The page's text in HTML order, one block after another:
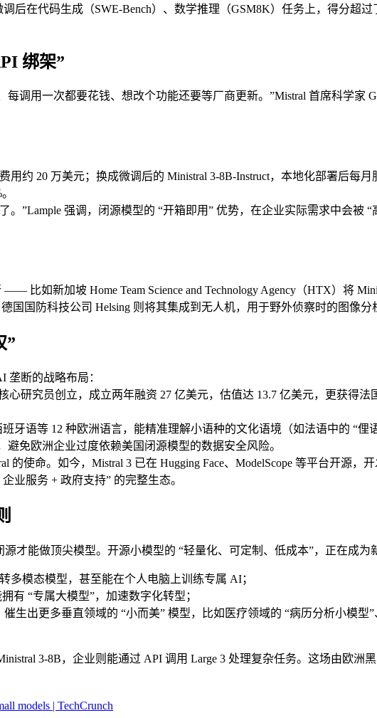
调后在代码生成（SWE-Bench）、数学推理（GSM8K）任务上，得分超
绑架”
用一次都要花钱、想改个功能还要等厂商更新。”Mistral 首席科学家
约 20 万美元；换成微调后的 Ministral 3-8B-Instruct，本地化部署后每
。”Lample 强调，闭源模型的 “开箱即用” 优势，在企业实际需求中会被
比如新加坡 Home Team Science and Technology Agency（HTX）将
国防科技公司 Helsing 则将其集成到无人机，用于野外侦察时的图像分
”
垄断的战略布局：
研究员创立，成立两年融资 27 亿美元，估值达 13.7 亿美元，更获得
牙语等 12 种欧洲语言，能精准理解小语种的文化语境（如法语中的 “俚
免欧洲企业过度依赖美国闭源模型的数据安全风险。
使命。如今，Mistral 3 已在 Hugging Face、ModelScope 等平台开源，
业服务 + 政府支持” 的完整生态。
才能做顶尖模型。开源小模型的 “轻量化、可定制、低成本”，正在成
多模态模型，甚至能在个人电脑上训练专属 AI；
有 “专属大模型”，加速数字化转型；
生出更多垂直领域的 “小而美” 模型，比如医疗领域的 “病历分析小模型
3-8B，企业则能通过 API 调用 Large 3 处理复杂任务。这场由欧洲
models | TechCrunch